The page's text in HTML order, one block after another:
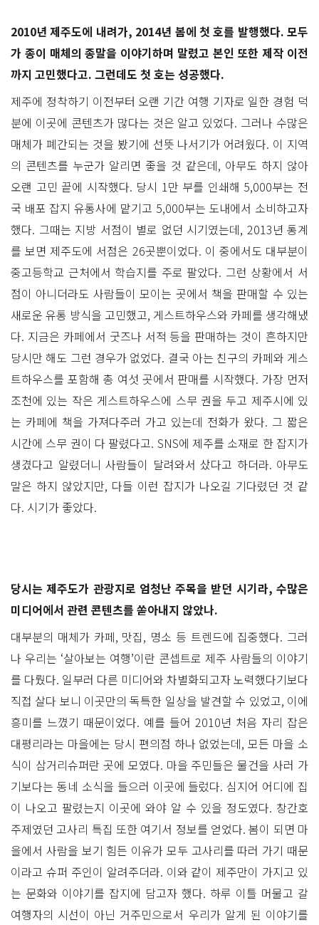
2010년 제주도에 내려가, 2014년 봄에 첫 호를 발행했다. 모두
가 종이 매체의 종말을 이야기하며 말렸고 본인 또한 제작 이전
까지 고민했다고. 그런데도 첫 호는 성공했다.
제주에 정착하기 이전부터 오랜 기간 여행 기자로 일한 경험 덕
분에 이곳에 콘텐츠가 많다는 것은 알고 있었다. 그러나 수많은
매체가 폐간되는 것을 봤기에 선뜻 나서기가 어려웠다. 이 지역
의 콘텐츠를 누군가 알리면 좋을 것 같은데, 아무도 하지 않아
오랜 고민 끝에 시작했다. 당시 1만 부를 인쇄해 5,000부는 전
국 배포 잡지 유통사에 맡기고 5,000부는 도내에서 소비하고자
했다. 그때는 지방 서점이 별로 없던 시기였는데, 2013년 통계
를 보면 제주도에 서점은 26곳뿐이었다. 이 중에서도 대부분이
중고등학교 근처에서 학습지를 주로 팔았다. 그런 상황에서 서
점이 아니더라도 사람들이 모이는 곳에서 책을 판매할 수 있는
새로운 유통 방식을 고민했고, 게스트하우스와 카페를 생각해냈
다. 지금은 카페에서 굿즈나 서적 등을 판매하는 것이 흔하지만
당시만 해도 그런 경우가 없었다. 결국 아는 친구의 카페와 게스
트하우스를 포함해 총 여섯 곳에서 판매를 시작했다. 가장 먼저
조천에 있는 작은 게스트하우스에 스무 권을 두고 제주시에 있
는 카페에 책을 가져다주러 가고 있는데 전화가 왔다. 그 짧은
시간에 스무 권이 다 팔렸다고. SNS에 제주를 소재로 한 잡지가
생겼다고 알렸더니 사람들이 달려와서 샀다고 하더라. 아무도
말은 하지 않았지만, 다들 이런 잡지가 나오길 기다렸던 것 같
다. 시기가 좋았다.
당시는 제주도가 관광지로 엄청난 주목을 받던 시기라, 수많은
미디어에서 관련 콘텐츠를 쏟아내지 않았나.
대부분의 매체가 카페, 맛집, 명소 등 트렌드에 집중했다. 그러
나 우리는 ‘살아보는 여행’이란 콘셉트로 제주 사람들의 이야기
를 다뤘다. 일부러 다른 미디어와 차별화되고자 노력했다기보다
직접 살다 보니 이곳만의 독특한 일상을 발견할 수 있었고, 이에
흥미를 느꼈기 때문이었다. 예를 들어 2010년 처음 자리 잡은
대평리라는 마을에는 당시 편의점 하나 없었는데, 모든 마을 소
식이 삼거리슈퍼란 곳에 모였다. 마을 주민들은 물건을 사러 가
기보다는 동네 소식을 들으러 이곳에 들렀다. 심지어 어디에 집
이 나오고 팔렸는지 이곳에 와야 알 수 있을 정도였다. 창간호
주제였던 고사리 특집 또한 여기서 정보를 얻었다. 봄이 되면 마
을에서 사람을 보기 힘든 이유가 모두 고사리를 따러 가기 때문
이라고 슈퍼 주인이 알려주더라. 이와 같이 제주만이 가지고 있
는 문화와 이야기를 잡지에 담고자 했다. 하루 이틀 머물고 갈
여행자의 시선이 아닌 거주민으로서 우리가 알게 된 이야기를